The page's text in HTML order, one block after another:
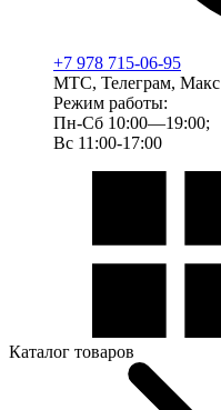
+7 978 715-06-95
МТС, Телеграм, Макс
Режим работы:
Пн-Сб 10:00—19:00;
Вс 11:00-17:00
Каталог товаров